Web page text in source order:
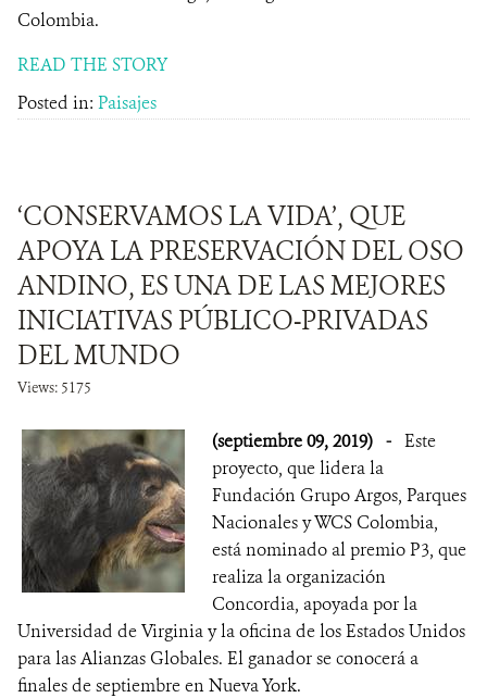
Colombia.
READ THE STORY
Posted in: Paisajes
‘CONSERVAMOS LA VIDA’, QUE
APOYA LA PRESERVACIÓN DEL OSO
ANDINO, ES UNA DE LAS MEJORES
INICIATIVAS PÚBLICO-PRIVADAS
DEL MUNDO
Views: 5175
(septiembre 09, 2019) - Este
proyecto, que lidera la
Fundación Grupo Argos, Parques
Nacionales y WCS Colombia,
está nominado al premio P3, que
realiza la organización
Concordia, apoyada por la
Universidad de Virginia y la oficina de los Estados Unidos
para las Alianzas Globales. El ganador se conocerá a
finales de septiembre en Nueva York.